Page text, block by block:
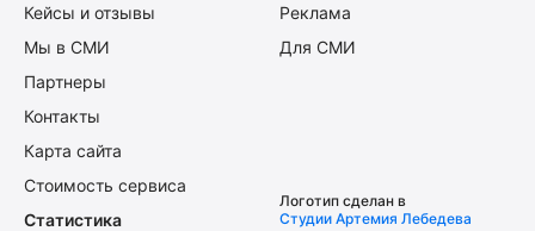
Кейсы и отзывы
Мы в СМИ
Партнеры
Контакты
Карта сайта
Стоимость сервиса
Реклама
Для СМИ
Статистика
Логотип сделан в
Студии Артемия Лебедева